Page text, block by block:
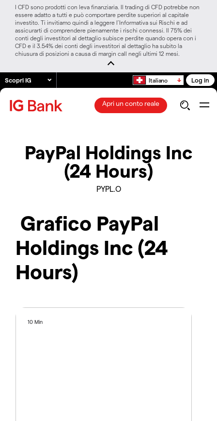
I CFD sono prodotti con leva finanziaria. Il trading di CFD potrebbe non
essere adatto a tutti e può comportare perdite superiori al capitale
investito. Ti invitiamo quindi a leggere l’Informativa sui Rischi e ad
assicurarti di comprendere pienamente i rischi connessi. Il 75% dei
conti degli investitori al dettaglio subisce perdite quando opera con i
CFD e il 3.54% dei conti degli investitori al dettaglio ha subito la
chiusura di posizioni a causa di margin call negli ultimi 12 mesi.
Scopri IG Italiano Log in
Apri un conto reale
PayPal Holdings Inc
(24 Hours)
PYPL.O
Grafico PayPal
Holdings Inc (24
Hours)
10 Min